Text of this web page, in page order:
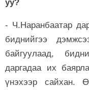
уу?
- Ч.Наранбаатар
биднийгээ
байгуулаад,
даргадаа их
үнэхээр сайхан.